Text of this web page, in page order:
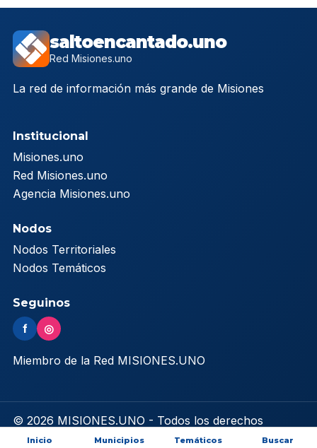
saltoencantado.uno
Red Misiones.uno
La red de información más grande de Misiones
Institucional
Misiones.uno
Red Misiones.uno
Agencia Misiones.uno
Nodos
Nodos Territoriales
Nodos Temáticos
Seguinos
f ◎
Miembro de la Red MISIONES.UNO
© 2026 MISIONES.UNO - Todos los derechos
reservados
Inicio Municipios Temáticos Buscar